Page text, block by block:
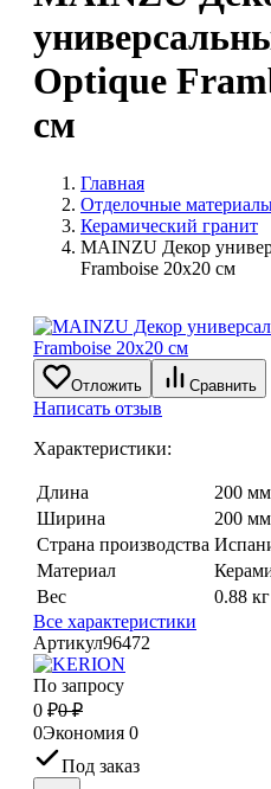
Optique
см
Главная
Отделочные
Керамический гранит
MAINZU Декор
Framboise 20х20 см
Отложить Сравнить
Написать отзыв
Характеристики:
Длина
200 мм
Ширина
200 мм
Страна производства
Материал
Вес
0.88 кг
Все характеристики
Артикул96472
По запросу
0 ₽0 ₽
0Экономия 0
Под заказ